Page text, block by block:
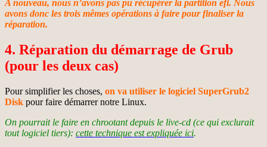
A nouveau, nous n’avons pas pu récupérer la partition efi. Nous
avons donc les trois mêmes opérations à faire pour finaliser la
réparation.
4. Réparation du démarrage de Grub
(pour les deux cas)
Pour simplifier les choses, on va utiliser le logiciel SuperGrub2
Disk pour faire démarrer notre Linux.
On pourrait le faire en chrootant depuis le live-cd (ce qui exclurait
tout logiciel tiers): cette technique est expliquée ici.